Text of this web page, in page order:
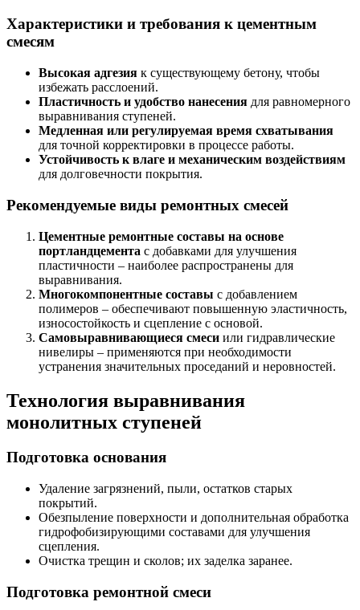
Характеристики и требования к цементным
смесям
Высокая адгезия к существующему бетону, чтобы
избежать расслоений.
Пластичность и удобство нанесения для равномерного
выравнивания ступеней.
Медленная или регулируемая время схватывания
для точной корректировки в процессе работы.
Устойчивость к влаге и механическим воздействиям
для долговечности покрытия.
Рекомендуемые виды ремонтных смесей
Цементные ремонтные составы на основе
портландцемента с добавками для улучшения
пластичности – наиболее распространены для
выравнивания.
Многокомпонентные составы с добавлением
полимеров – обеспечивают повышенную эластичность,
износостойкость и сцепление с основой.
Самовыравнивающиеся смеси или гидравлические
нивелиры – применяются при необходимости
устранения значительных проседаний и неровностей.
Технология выравнивания
монолитных ступеней
Подготовка основания
Удаление загрязнений, пыли, остатков старых
покрытий.
Обезпыление поверхности и дополнительная обработка
гидрофобизирующими составами для улучшения
сцепления.
Очистка трещин и сколов; их заделка заранее.
Подготовка ремонтной смеси